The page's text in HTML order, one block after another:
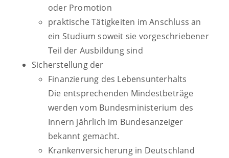
oder Promotion
praktische Tätigkeiten im Anschluss an
ein Studium soweit sie vorgeschriebener
Teil der Ausbildung sind
Sicherstellung der
Finanzierung des Lebensunterhalts
Die entsprechenden Mindestbeträge
werden vom Bundesministerium des
Innern jährlich im Bundesanzeiger
bekannt gemacht.
Krankenversicherung in Deutschland